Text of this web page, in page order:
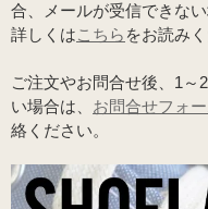
合、メールが受信できない
詳しくはこちら をお読みく
ご注文やお問合せ後、1～
い場合は、 お問合せフォ
絡ください。